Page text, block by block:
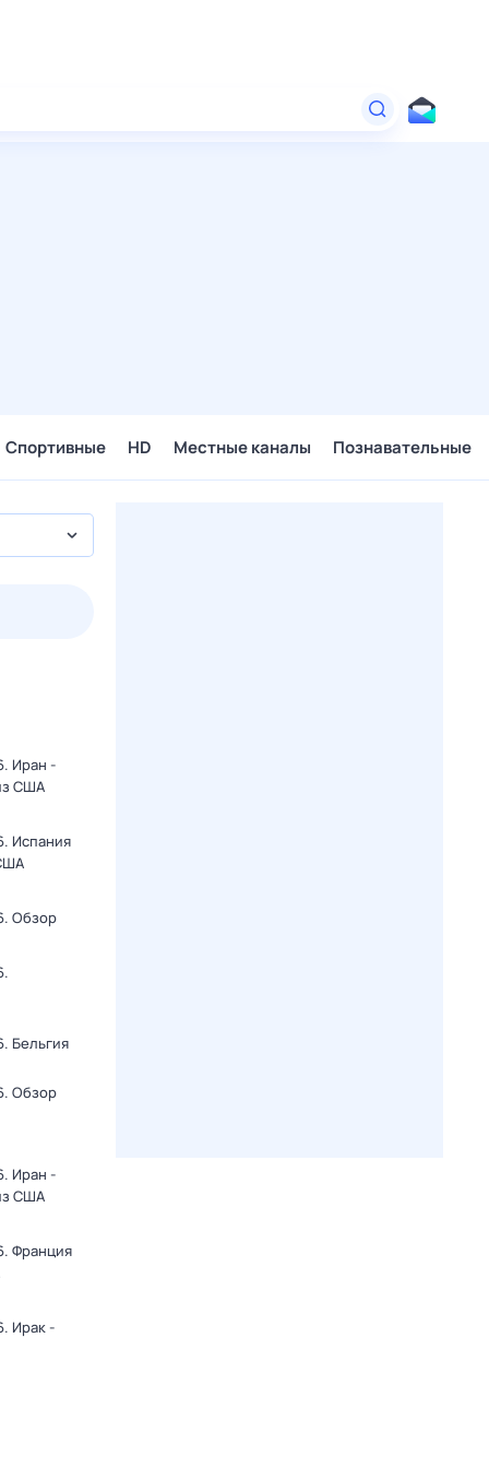
Спортивные HD Местные каналы Познавательные
Иран -
США
Испания
Обзор
Бельгия
Обзор
Иран -
США
Франция
Ирак -